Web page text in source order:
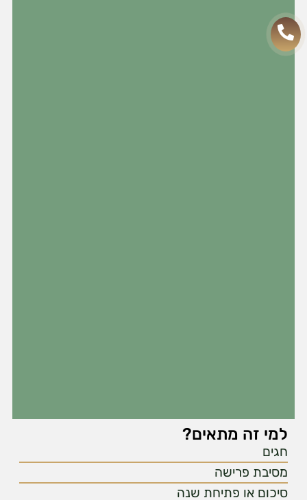
למי זה מתאים?
חגים
מסיבת פרישה
סיכום או פתיחת שנה